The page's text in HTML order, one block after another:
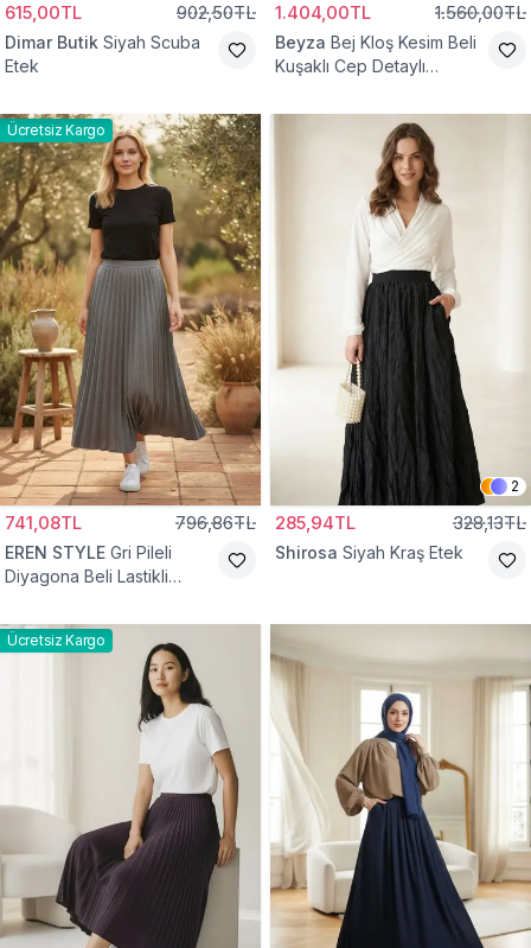
615,00TL 902,50TL
Dimar Butik Siyah Scuba
Etek
1.404,00TL 1.560,00TL
Beyza Bej Kloş Kesim Beli
Kuşaklı Cep Detaylı
Ücretsiz Kargo
741,08TL 796,86TL
EREN STYLE Gri Pileli
Diyagona Beli Lastikli
2
285,94TL 328,13TL
Shirosa Siyah Kraş Etek
Ücretsiz Kargo